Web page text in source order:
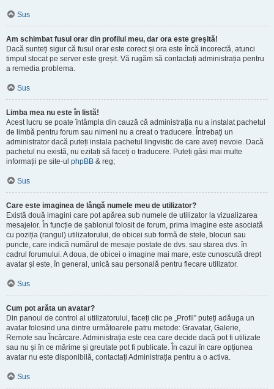
Sus
Am schimbat fusul orar din profilul meu, dar ora este greșită!
Dacă sunteți sigur că fusul orar este corect și ora este încă incorectă, atunci
timpul stocat pe server este greșit. Vă rugăm să contactați administrația pentru
a remedia problema.
Sus
Limba mea nu este în listă!
Acest lucru se poate întâmpla din cauză că administrația nu a instalat pachetul
de limbă pentru forum sau nimeni nu a creat o traducere. Întrebați un
administrator dacă puteți instala pachetul lingvistic de care aveți nevoie. Dacă
pachetul nu există, nu ezitați să faceți o traducere. Puteți găsi mai multe
informații pe site-ul phpBB & reg;
Sus
Care este imaginea de lângă numele meu de utilizator?
Există două imagini care pot apărea sub numele de utilizator la vizualizarea
mesajelor. În funcție de șablonul folosit de forum, prima imagine este asociată
cu poziția (rangul) utilizatorului, de obicei sub formă de stele, blocuri sau
puncte, care indică numărul de mesaje postate de dvs. sau starea dvs. în
cadrul forumului. A doua, de obicei o imagine mai mare, este cunoscută drept
avatar și este, în general, unică sau personală pentru fiecare utilizator.
Sus
Cum pot arăta un avatar?
Din panoul de control al utilizatorului, faceți clic pe „Profil” puteți adăuga un
avatar folosind una dintre următoarele patru metode: Gravatar, Galerie,
Remote sau Încărcare. Administrația este cea care decide dacă pot fi utilizate
sau nu și în ce mărime și greutate pot fi publicate. În cazul în care opțiunea
avatar nu este disponibilă, contactați Administrația pentru a o activa.
Sus